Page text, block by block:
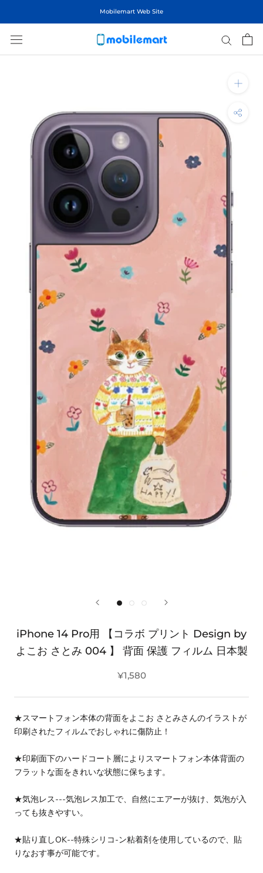
Mobilemart Web Site
iPhone 14 Pro用 【コラボ プリント Design by
よこお さとみ 004 】 背面 保護 フィルム 日本製
¥1,580
★スマートフォン本体の背面をよこお さとみさんのイラストが
印刷されたフィルムでおしゃれに傷防止！
★印刷面下のハードコート層によりスマートフォン本体背面の
フラットな面をきれいな状態に保ちます。
★気泡レス---気泡レス加工で、自然にエアーが抜け、気泡が入
っても抜きやすい。
★貼り直しOK--特殊シリコ-ン粘着剤を使用しているので、貼
りなおす事が可能です。